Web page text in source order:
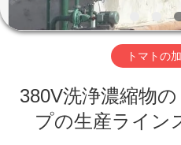
ク
ビ
トマトの
380V洗浄濃縮物
プの生産ライン